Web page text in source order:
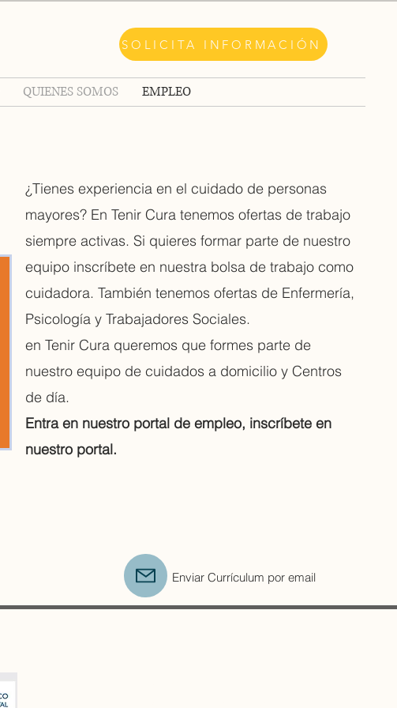
SOLICITA INFORMACIÓN
QUIENES SOMOS EMPLEO
¿Tienes experiencia en el cuidado de personas
mayores? En Tenir Cura tenemos ofertas de trabajo
siempre activas. Si quieres formar parte de nuestro
equipo inscríbete en nuestra bolsa de trabajo como
cuidadora. También tenemos ofertas de Enfermería,
Psicología y Trabajadores Sociales.
en Tenir Cura queremos que formes parte de
nuestro equipo de cuidados a domicilio y Centros
de día.
Entra en nuestro portal de empleo, inscríbete en
nuestro portal.
Enviar Currículum por email